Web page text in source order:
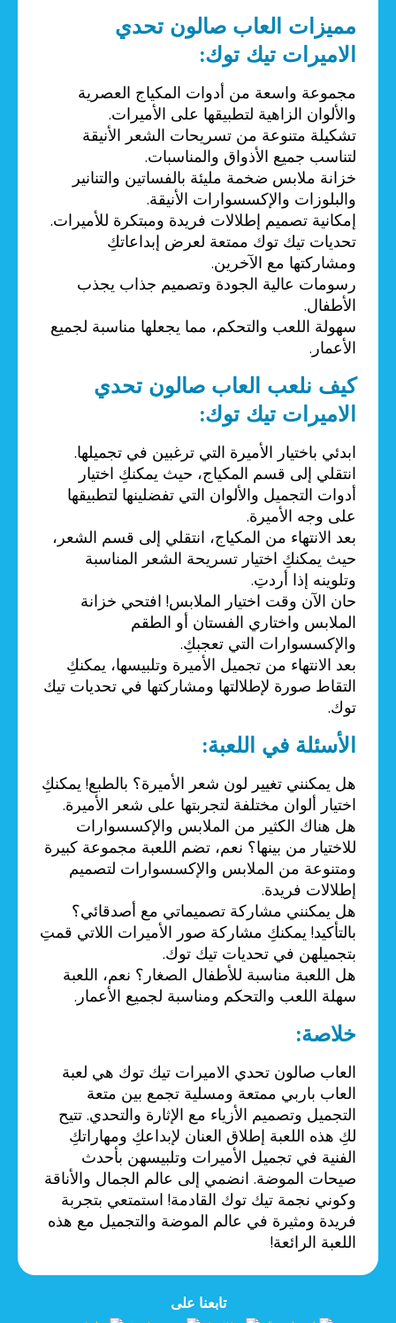
مميزات العاب صالون تحدي
الاميرات تيك توك:
مجموعة واسعة من أدوات المكياج العصرية
والألوان الزاهية لتطبيقها على الأميرات.
تشكيلة متنوعة من تسريحات الشعر الأنيقة
لتناسب جميع الأذواق والمناسبات.
خزانة ملابس ضخمة مليئة بالفساتين والتنانير
والبلوزات والإكسسوارات الأنيقة.
إمكانية تصميم إطلالات فريدة ومبتكرة للأميرات.
تحديات تيك توك ممتعة لعرض إبداعاتكِ
ومشاركتها مع الآخرين.
رسومات عالية الجودة وتصميم جذاب يجذب
الأطفال.
سهولة اللعب والتحكم، مما يجعلها مناسبة لجميع
الأعمار.
كيف نلعب العاب صالون تحدي
الاميرات تيك توك:
ابدئي باختيار الأميرة التي ترغبين في تجميلها.
انتقلي إلى قسم المكياج، حيث يمكنكِ اختيار
أدوات التجميل والألوان التي تفضلينها لتطبيقها
على وجه الأميرة.
بعد الانتهاء من المكياج، انتقلي إلى قسم الشعر،
حيث يمكنكِ اختيار تسريحة الشعر المناسبة
وتلوينه إذا أردتِ.
حان الآن وقت اختيار الملابس! افتحي خزانة
الملابس واختاري الفستان أو الطقم
والإكسسوارات التي تعجبكِ.
بعد الانتهاء من تجميل الأميرة وتلبيسها، يمكنكِ
التقاط صورة لإطلالتها ومشاركتها في تحديات تيك
توك.
الأسئلة في اللعبة:
هل يمكنني تغيير لون شعر الأميرة؟ بالطبع! يمكنكِ
اختيار ألوان مختلفة لتجربتها على شعر الأميرة.
هل هناك الكثير من الملابس والإكسسوارات
للاختيار من بينها؟ نعم، تضم اللعبة مجموعة كبيرة
ومتنوعة من الملابس والإكسسوارات لتصميم
إطلالات فريدة.
هل يمكنني مشاركة تصميماتي مع أصدقائي؟
بالتأكيد! يمكنكِ مشاركة صور الأميرات اللاتي قمتِ
بتجميلهن في تحديات تيك توك.
هل اللعبة مناسبة للأطفال الصغار؟ نعم، اللعبة
سهلة اللعب والتحكم ومناسبة لجميع الأعمار.
خلاصة:
العاب صالون تحدي الاميرات تيك توك هي لعبة
العاب باربي ممتعة ومسلية تجمع بين متعة
التجميل وتصميم الأزياء مع الإثارة والتحدي. تتيح
لكِ هذه اللعبة إطلاق العنان لإبداعكِ ومهاراتكِ
الفنية في تجميل الأميرات وتلبيسهن بأحدث
صيحات الموضة. انضمي إلى عالم الجمال والأناقة
وكوني نجمة تيك توك القادمة! استمتعي بتجربة
فريدة ومثيرة في عالم الموضة والتجميل مع هذه
اللعبة الرائعة!
تابعنا على